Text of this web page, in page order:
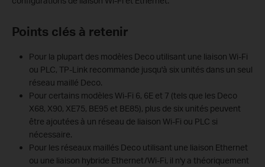
Points clés à retenir
Pour la plupart des modèles Deco utilisant une liaison Wi-Fi
ou PLC, TP-Link recommande jusqu'à six unités dans un seul
réseau maillé Deco.
Pour certains modèles Wi-Fi 6, 6E et 7 (tels que les Deco
X68, X90, XE75, BE95 et BE85), plus de six unités peuvent
être ajoutées à un réseau de liaison Wi-Fi ou PLC si
nécessaire.
Pour les réseaux maillés Deco utilisant une liaison Ethernet
ou une liaison hybride Ethernet/Wi-Fi, il n'y a théoriquement